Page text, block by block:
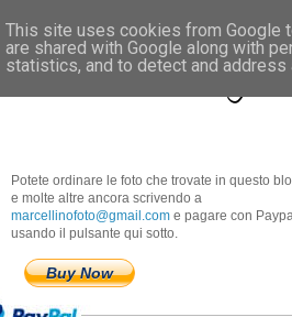
Marcellino
Potete ordinare le foto che trovate in questo
e molte altre ancora scrivendo a
marcellinofoto@gmail.com e pagare con
usando il pulsante qui sotto.
Buy Now
This site uses cookies from Google
are shared with Google along with
statistics, and to detect and address